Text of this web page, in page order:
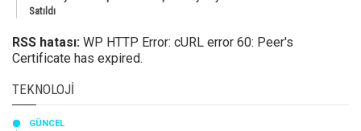
Satıldı
RSS hatası: WP HTTP Error: cURL error 60: Peer's
Certificate has expired.
TEKNOLOJI
GÜNCEL